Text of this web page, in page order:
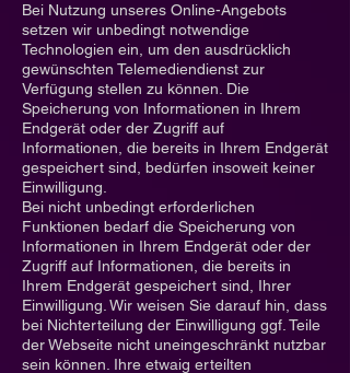
Bei Nutzung unseres Online-Angebots
setzen wir unbedingt notwendige
Technologien ein, um den ausdrücklich
gewünschten Telemediendienst zur
Verfügung stellen zu können. Die
Speicherung von Informationen in Ihrem
Endgerät oder der Zugriff auf
Informationen, die bereits in Ihrem Endgerät
gespeichert sind, bedürfen insoweit keiner
Einwilligung.
Bei nicht unbedingt erforderlichen
Funktionen bedarf die Speicherung von
Informationen in Ihrem Endgerät oder der
Zugriff auf Informationen, die bereits in
Ihrem Endgerät gespeichert sind, Ihrer
Einwilligung. Wir weisen Sie darauf hin, dass
bei Nichterteilung der Einwilligung ggf. Teile
der Webseite nicht uneingeschränkt nutzbar
sein können. Ihre etwaig erteilten